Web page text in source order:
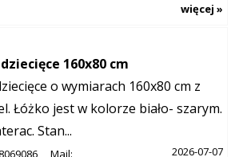
więcej »
160x80 cm
o wymiarach 160x80 cm z
Łóżko jest w kolorze biało- szarym.
Stan...
Mail:
2026-07-07